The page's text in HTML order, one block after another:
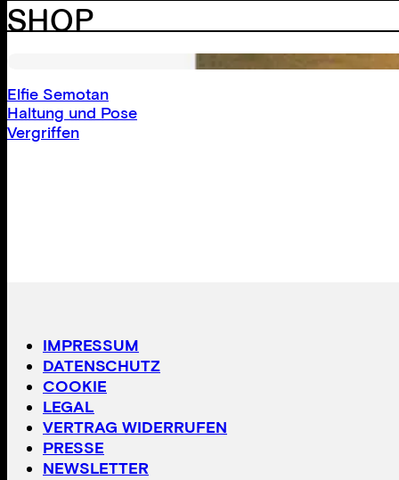
SHOP
Elfie Semotan
Haltung und Pose
Vergriffen
IMPRESSUM
DATENSCHUTZ
COOKIE
LEGAL
VERTRAG WIDERRUFEN
PRESSE
NEWSLETTER